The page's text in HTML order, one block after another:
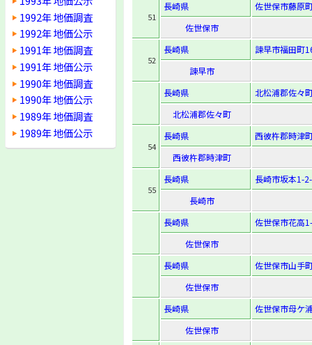
1992年 地価調査
1992年 地価公示
1991年 地価調査
1991年 地価公示
1990年 地価調査
1990年 地価公示
1989年 地価調査
1989年 地価公示
51
長崎県
佐世保市藤原
佐世保市
52
長崎県
諫早市福田町
諫早市
長崎県
北松浦郡佐々
北松浦郡佐々町
54
長崎県
西彼杵郡時津
西彼杵郡時津町
55
長崎県
長崎市坂本1-
長崎市
長崎県
佐世保市花高
佐世保市
長崎県
佐世保市山手
佐世保市
長崎県
佐世保市母ケ
佐世保市